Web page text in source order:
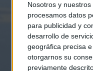
Nosotros y nuestros
procesamos datos
para publicidad y
desarrollo de
geográfica precisa
otorgarnos su
previamente